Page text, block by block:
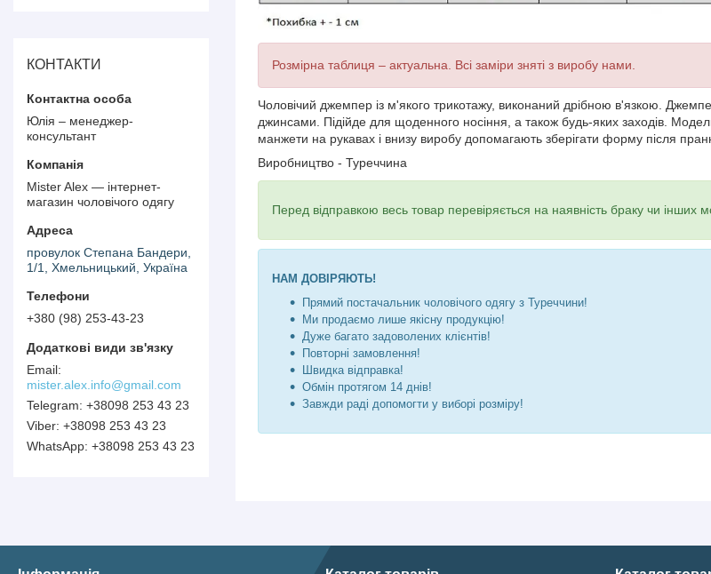
Розмірна таблиця – актуальна. Всі заміри зняті з виробу нами.
Чоловічий джемпер із м'якого трикотажу, виконаний дрібною в'язкою.
джинсами. Підійде для щоденного носіння, а також будь-яких заходів.
манжети на рукавах і внизу виробу допомагають зберігати форму після
Виробництво - Туреччина
Перед відправкою весь товар перевіряється на наявність браку чи інших
НАМ ДОВІРЯЮТЬ!
Прямий постачальник чоловічого одягу з Туреччини!
Ми продаємо лише якісну продукцію!
Дуже багато задоволених клієнтів!
Повторні замовлення!
Швидка відправка!
Обмін протягом 14 днів!
Завжди раді допомогти у виборі розміру!
КОНТАКТИ
Юлія – менеджер-
консультант
Mister Alex — інтернет-
магазин чоловічого одягу
провулок Степана Бандери,
1/1, Хмельницький, Україна
+380 (98) 253-43-23
mister.alex.info@gmail.com
+38098 253 43 23
+38098 253 43 23
+38098 253 43 23